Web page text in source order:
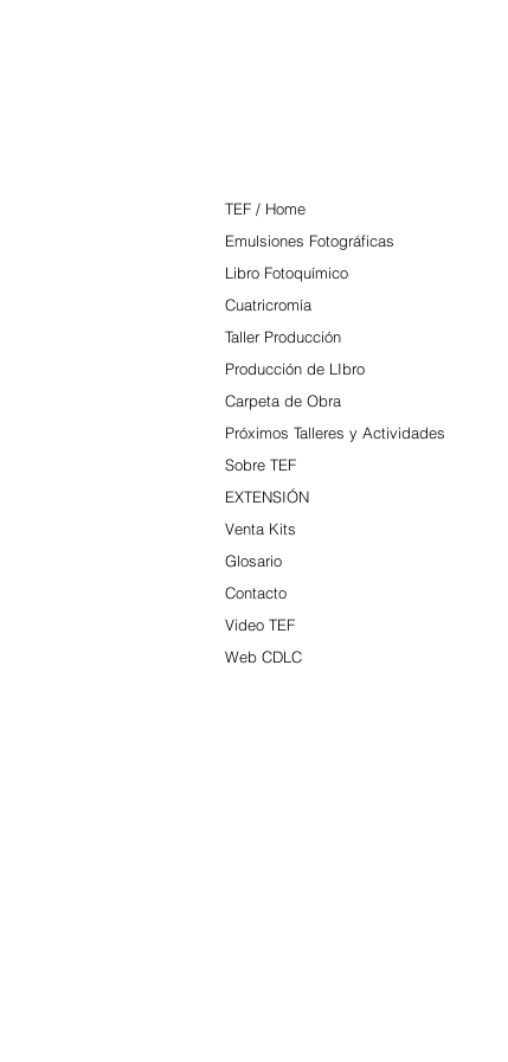
TEF / Home
Emulsiones Fotográficas
Libro Fotoquímico
Cuatricromía
Taller Producción
Producción de LIbro
Carpeta de Obra
Próximos Talleres y Actividades
Sobre TEF
EXTENSIÓN
Venta Kits
Glosario
Contacto
Video TEF
Web CDLC